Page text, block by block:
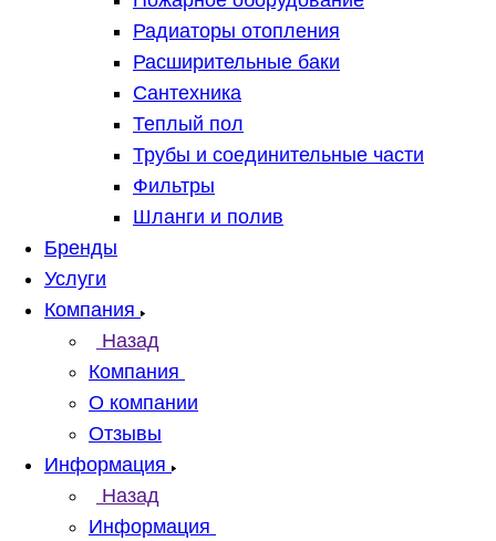
Радиаторы отопления
Расширительные баки
Сантехника
Теплый пол
Трубы и соединительные части
Фильтры
Шланги и полив
Бренды
Услуги
Компания
Назад
Компания
О компании
Отзывы
Информация
Назад
Информация